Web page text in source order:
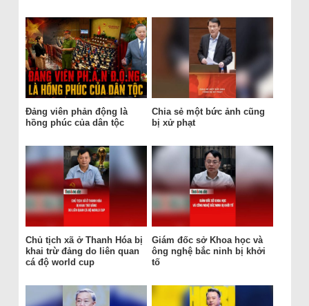
Đảng viên phản động là
hồng phúc của dân tộc
Chia sẻ một bức ảnh cũng
bị xử phạt
Chủ tịch xã ở Thanh Hóa bị
khai trừ đảng do liên quan
cá độ world cup
Giám đốc sở Khoa học và
ông nghệ bắc ninh bị khởi
tố